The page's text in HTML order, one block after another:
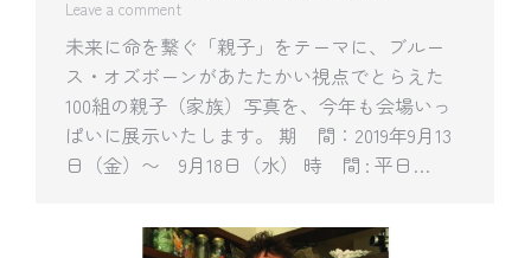
Leave a comment
未来に命を繋ぐ「親子」をテーマに、ブルー
ス・オズボーンがあたたかい視点でとらえた
100組の親子（家族）写真を、今年も会場いっ
ぱいに展示いたします。 期 間：2019年9月13
日（金）〜 9月18日（水） 時 間 : 平日…